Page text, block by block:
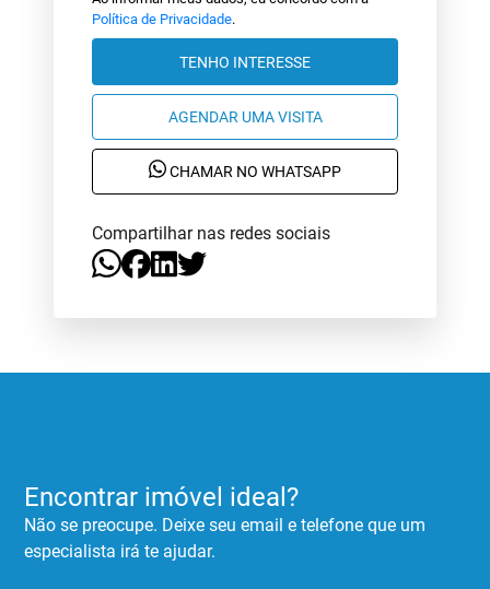
Política de Privacidade.
TENHO INTERESSE
AGENDAR UMA VISITA
CHAMAR NO WHATSAPP
Compartilhar nas redes sociais
Encontrar imóvel ideal?
Não se preocupe. Deixe seu email e telefone que um
especialista irá te ajudar.